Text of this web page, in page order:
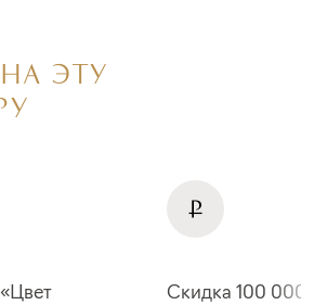
ЭТУ
Скидка 100 000